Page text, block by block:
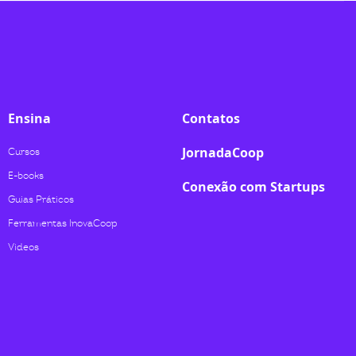
Ensina
Cursos
E-books
Guias Práticos
Ferramentas InovaCoop
Videos
Contatos
JornadaCoop
Conexão com Startups